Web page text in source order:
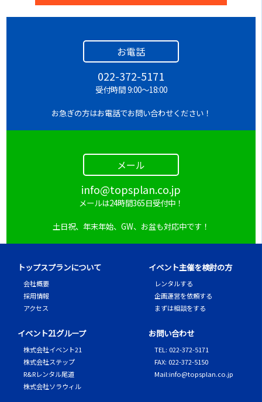
お電話
022-372-5171
受付時間 9:00～18:00
お急ぎの方はお電話でお問い合わせください！
メール
info@topsplan.co.jp
メールは24時間365日受付中！
土日祝、年末年始、GW、お盆も対応中です！
トップスプランについて
会社概要
採用情報
アクセス
イベント主催を検討の方
レンタルする
企画運営を依頼する
まずは相談をする
イベント21グループ
株式会社イベント21
株式会社ステップ
R&Rレンタル尾道
株式会社ソラウィル
お問い合わせ
TEL : 022-372-5171
FAX: 022-372-5150
Mail:info@topsplan.co.jp